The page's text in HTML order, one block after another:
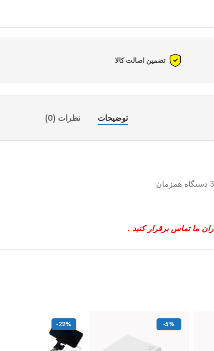
تضمین اصالت کالا
توضیحات نظرات (0)
ما تماس برقرار کنید .
-5%
-22%